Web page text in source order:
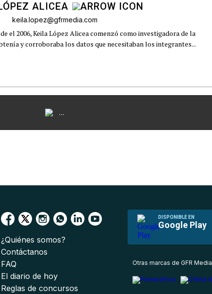
ALICEA
keila.lopez@gfrmedia.com
el 2006, Keila López Alicea comenzó como investigadora de la
y corroboraba los datos que necesitaban los integrantes...
...
DISPONIBLE EN
Google Play
¿Quiénes somos?
Contáctanos
FAQ
El diario de hoy
Reglas de concursos
Otras marcas de GFR Media